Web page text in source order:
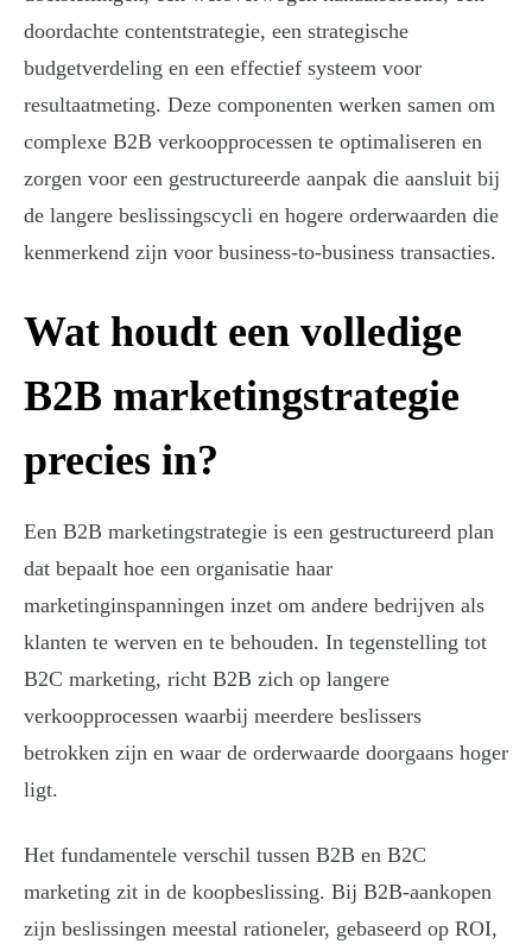
doordachte contentstrategie, een strategische
budgetverdeling en een effectief systeem voor
resultaatmeting. Deze componenten werken samen om
complexe B2B verkoopprocessen te optimaliseren en
zorgen voor een gestructureerde aanpak die aansluit bij
de langere beslissingscycli en hogere orderwaarden die
kenmerkend zijn voor business-to-business transacties.
Wat houdt een volledige
B2B marketingstrategie
precies in?
Een B2B marketingstrategie is een gestructureerd plan
dat bepaalt hoe een organisatie haar
marketinginspanningen inzet om andere bedrijven als
klanten te werven en te behouden. In tegenstelling tot
B2C marketing, richt B2B zich op langere
verkoopprocessen waarbij meerdere beslissers
betrokken zijn en waar de orderwaarde doorgaans hoger
ligt.
Het fundamentele verschil tussen B2B en B2C
marketing zit in de koopbeslissing. Bij B2B-aankopen
zijn beslissingen meestal rationeler, gebaseerd op ROI,